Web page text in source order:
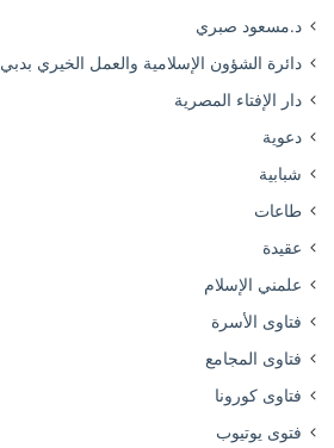
د.مسعود صبري
دائرة الشؤون الإسلامية والعمل الخيري بدبي
دار الإفتاء المصرية
دعوية
شبابية
طاعات
عقيدة
علمني الإسلام
فتاوى الأسرة
فتاوى المجامع
فتاوى كورونا
فتوى يوتيوب